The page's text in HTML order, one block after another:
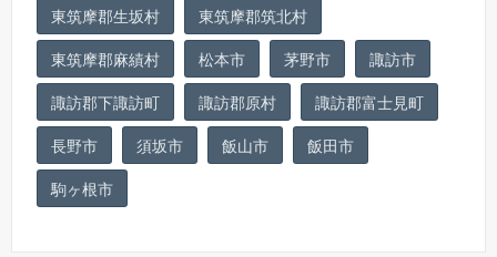
東筑摩郡生坂村
東筑摩郡筑北村
東筑摩郡麻績村
松本市 茅野市
諏訪市
諏訪郡下諏訪町
諏訪郡原村
諏訪郡富士見町
長野市
須坂市 飯山市
飯田市
駒ヶ根市